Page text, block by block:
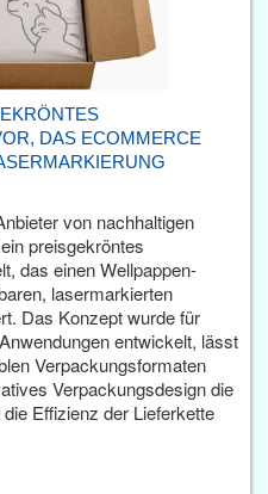
DAS ECOMMERCE
von nachhaltigen
preisgekröntes
das einen Wellpappen-
lasermarkierten
Das Konzept wurde für
entwickelt, lässt
Verpackungsformaten
Verpackungsdesign die
Effizienz der Lieferkette